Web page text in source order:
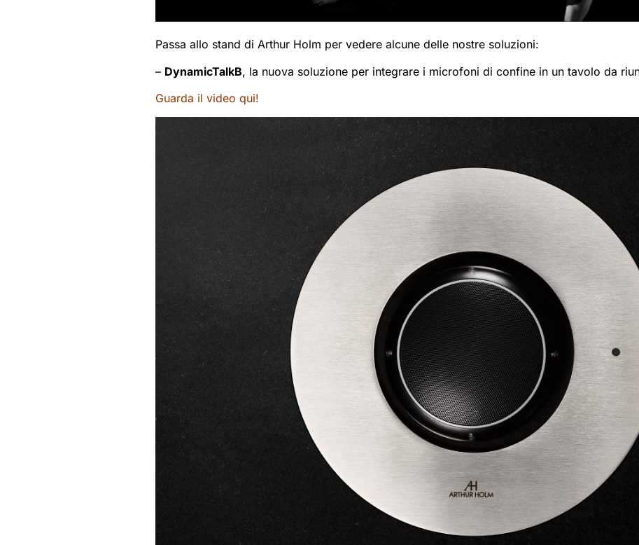
Passa allo stand di Arthur Holm per vedere alcune delle nostre soluzioni:
– DynamicTalkB, la nuova soluzione per integrare i microfoni di confine in un tavolo da
Guarda il video qui!